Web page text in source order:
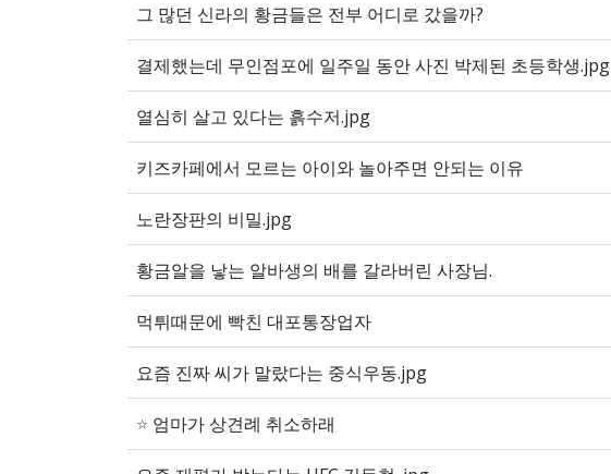
그 많던 신라의 황금들은 전부 어디로 갔을까?
결제했는데 무인점포에 일주일 동안 사진 박제된 초등학생.jpg
열심히 살고 있다는 흙수저.jpg
키즈카페에서 모르는 아이와 놀아주면 안되는 이유
노란장판의 비밀.jpg
황금알을 낳는 알바생의 배를 갈라버린 사장님.
먹튀때문에 빡친 대포통장업자
요즘 진짜 씨가 말랐다는 중식우동.jpg
⭐ 엄마가 상견례 취소하래